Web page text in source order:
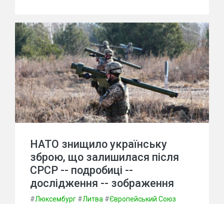
НАТО знищило українську
зброю, що залишилася після
СРСР -- подробиці --
дослідження -- зображення
#Люксембург #Литва #Європейський Союз